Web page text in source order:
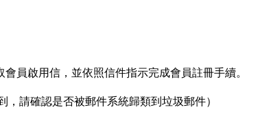
員啟用信，並依照信件指示完成會員註冊手續。
，請確認是否被郵件系統歸類到垃圾郵件）